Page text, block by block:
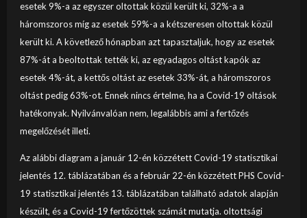
esetek 9%-a az egyszer oltottak közül került ki, 32%-a a
háromszoros míg az esetek 59%-a a kétszeresen oltottak közül
került ki. A követlező hónapban azt tapasztaljuk, hogy az esetek
87%-át a beoltottak tették ki, az egyadagos oltást kapók az
esetek 4%-át, a kettős oltást az esetek 33%-át, a háromszoros
oltást pedig 63%-ot. Ennek nincs értelme, ha a Covid-19 oltások
hatékonyak. Nyilvánvalóan nem, legalábbis ami a fertőzés
megelőzését illeti.
Az alábbi diagram a január 12-én közzétett Covid-19 statisztikai
jelentés 12. táblázatában és a február 22-én közzétett PHS Covid-
19 statisztikai jelentés 13. táblázatában található adatok alapján
készült, és a Covid-19 fertőzöttek számát mutatja. oltottsági